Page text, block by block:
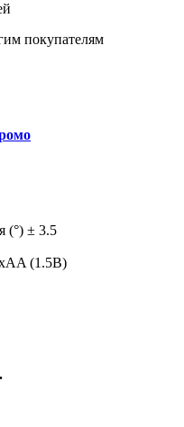
покупателям
(°) ± 3.5
(1.5B)